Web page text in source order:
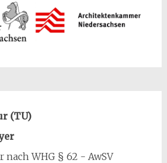
(TU)
nach WHG § 62 - AwSV